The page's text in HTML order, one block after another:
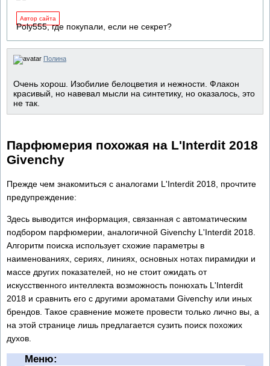
Автор сайта
Poly555, где покупали, если не секрет?
Полина
Очень хорош. Изобилие белоцветия и нежности. Флакон
красивый, но навевал мысли на синтетику, но оказалось, это
не так.
Парфюмерия похожая на L'Interdit 2018
Givenchy
Прежде чем знакомиться с аналогами L'Interdit 2018, прочтите
предупреждение:
Здесь выводится информация, связанная с автоматическим
подбором парфюмерии, аналогичной Givenchy L'Interdit 2018.
Алгоритм поиска использует схожие параметры в
наименованиях, сериях, линиях, основных нотах пирамидки и
массе других показателей, но не стоит ожидать от
искусственного интеллекта возможность понюхать L'Interdit
2018 и сравнить его с другими ароматами Givenchy или иных
брендов. Такое сравнение можете провести только лично вы, а
на этой странице лишь предлагается сузить поиск похожих
духов.
Меню: